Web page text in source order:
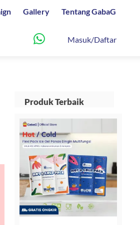
Gallery Tentang GabaG
Masuk/Daftar
Produk Terbaik